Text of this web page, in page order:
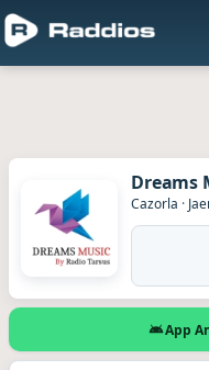
Dreams
Cazorla ·
App